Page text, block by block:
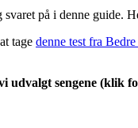
på i denne guide.
tage denne test fra
udvalgt sengene (klik